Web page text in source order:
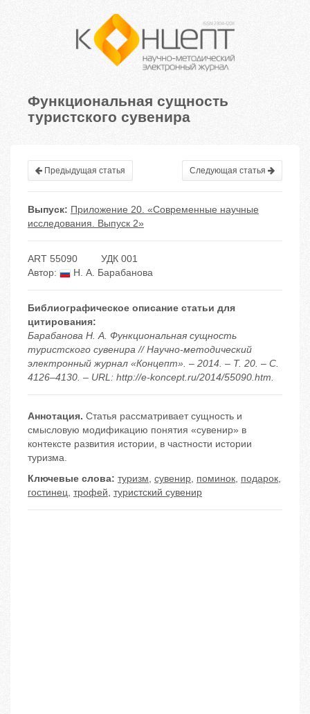
Функциональная сущность
туристского сувенира
Предыдущая статья Следующая статья
Выпуск: Приложение 20. «Современные научные
исследования. Выпуск 2»
ART 55090
УДК 001
Автор:
Н. А. Барабанова
Библиографическое описание статьи для
цитирования:
Барабанова Н. А. Функциональная сущность
туристского сувенира // Научно-методический
электронный журнал «Концепт». – 2014. – Т. 20. – С.
4126–4130. – URL: http://e-koncept.ru/2014/55090.htm.
Аннотация. Статья рассматривает сущность и
смысловую модификацию понятия «сувенир» в
контексте развития истории, в частности истории
туризма.
Ключевые слова: туризм, сувенир, поминок, подарок,
гостинец, трофей, туристский сувенир